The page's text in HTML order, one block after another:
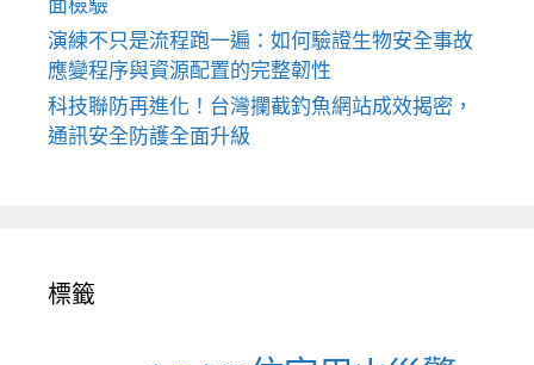
演練不只是流程跑一遍：如何驗證生物安全事故
應變程序與資源配置的完整韌性
科技聯防再進化！台灣攔截釣魚網站成效揭密，
通訊安全防護全面升級
標籤